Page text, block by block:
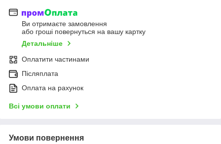
Ви отримаєте замовлення
або гроші повернуться на вашу картку
Детальніше
Оплатити частинами
Післяплата
Оплата на рахунок
Всі умови оплати
Умови повернення